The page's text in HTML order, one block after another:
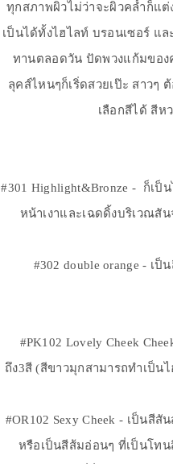
ทุกสภาพผิวไม่ว่าจะผิวคล้ำก็แ
เป็นได้ทั้งไฮไลท์ บรอนเซอร์ แ
ทานตลอดวัน ปัดพวงแก้มขอ
ลุคส์ไหนๆก็เริ่ดสวยเป๊ะ สาวๆ
เลือกสีได้ สีห
#301 Highlight&Bronze - ก็เป็
หน้าเงาและเฉดดิ้งบริเวณสั
#302 double orange - เ
#PK102 Lovely Cheek
ถึง3สี (สีขาวมุกสามารถทำเป็น
#OR102 Sexy Cheek - เป็นสี
หรือเป็นสีส้มอ่อนๆ ที่เป็นโท